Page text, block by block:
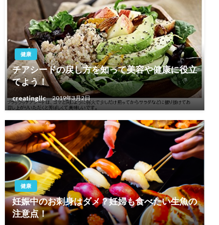
健康
チアシードの戻し方を知って美容や健康に役立
てよう！
creatingllc 2019年3月2日
健康
妊娠中のお刺身はダメ？妊婦も食べたい生魚の
注意点！